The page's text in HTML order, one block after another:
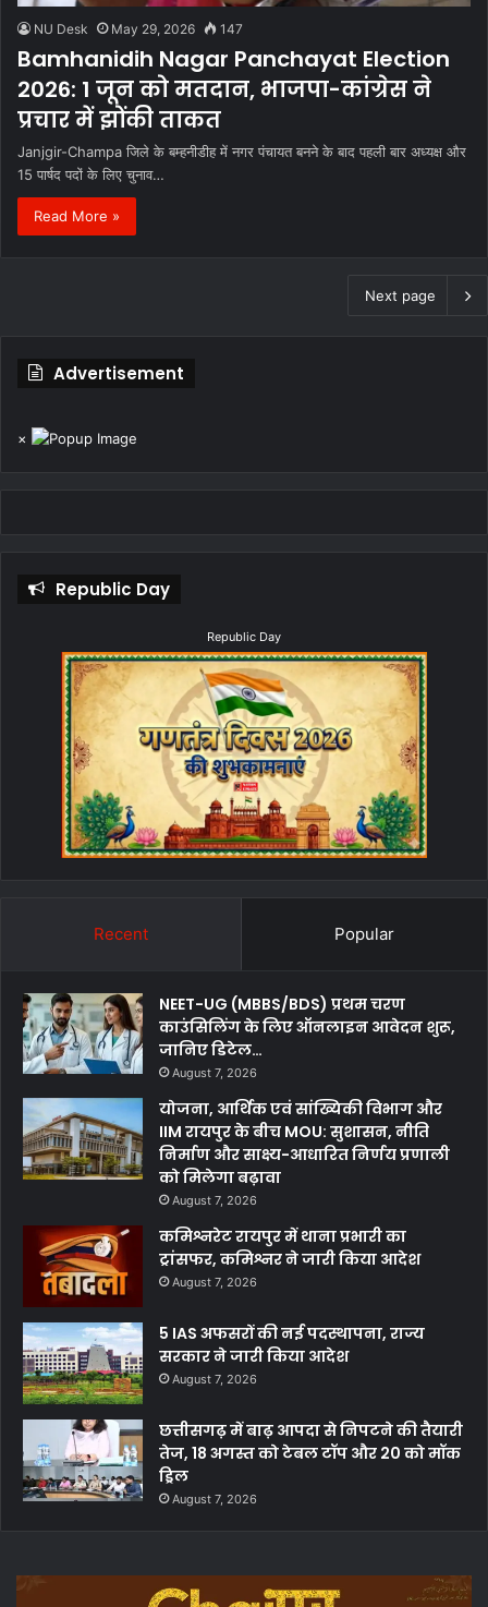
NU Desk May 29, 2026 147
Bamhanidih Nagar Panchayat Election
2026: 1 जून को मतदान, भाजपा-कांग्रेस ने
प्रचार में झोंकी ताकत
Janjgir-Champa जिले के बम्हनीडीह में नगर पंचायत बनने के बाद पहली बार अध्यक्ष और
15 पार्षद पदों के लिए चुनाव…
Read More »
Next page
Advertisement
×
Republic Day
Republic Day
Recent Popular
NEET-UG (MBBS/BDS) प्रथम चरण
काउंसिलिंग के लिए ऑनलाइन आवेदन शुरू,
जानिए डिटेल…
August 7, 2026
योजना, आर्थिक एवं सांख्यिकी विभाग और
IIM रायपुर के बीच MOU: सुशासन, नीति
निर्माण और साक्ष्य-आधारित निर्णय प्रणाली
को मिलेगा बढ़ावा
August 7, 2026
कमिश्नरेट रायपुर में थाना प्रभारी का
ट्रांसफर, कमिश्नर ने जारी किया आदेश
August 7, 2026
5 IAS अफसरों की नई पदस्थापना, राज्य
सरकार ने जारी किया आदेश
August 7, 2026
छत्तीसगढ़ में बाढ़ आपदा से निपटने की तैयारी
तेज, 18 अगस्त को टेबल टॉप और 20 को मॉक
ड्रिल
August 7, 2026